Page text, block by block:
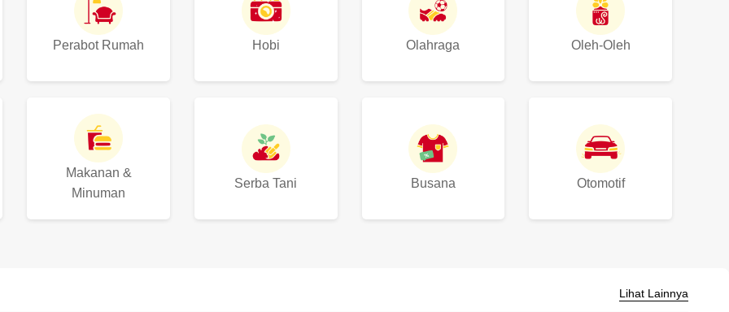
Perabot Rumah Hobi Olahraga Oleh-Oleh
Makanan &
Minuman
Serba Tani Busana Otomotif
Lihat Lainnya